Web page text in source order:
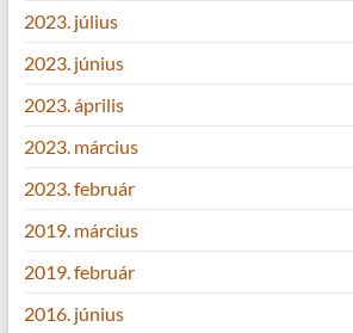
2023. július
2023. június
2023. április
2023. március
2023. február
2019. március
2019. február
2016. június